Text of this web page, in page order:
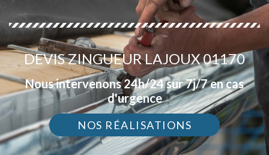
DEVIS ZINGUEUR LAJOUX 01170
Nous intervenons 24h/24 sur 7j/7 en cas
d'urgence
NOS RÉALISATIONS